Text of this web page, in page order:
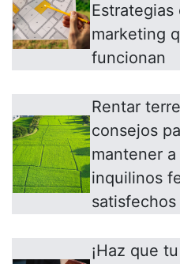
Estrategias
marketing
funcionan
Rentar
consejos
mantener
inquilinos
satisfechos
¡Haz que